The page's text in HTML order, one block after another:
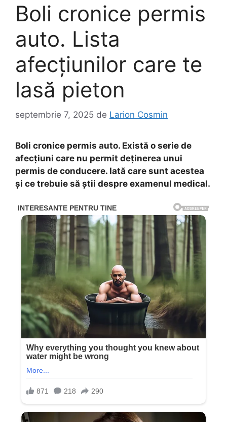
Boli cronice permis
auto. Lista
afecțiunilor care te
lasă pieton
septembrie 7, 2025 de Larion Cosmin
Boli cronice permis auto. Există o serie de
afecțiuni care nu permit deținerea unui
permis de conducere. Iată care sunt acestea
și ce trebuie să știi despre examenul medical.